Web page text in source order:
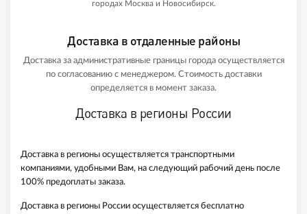
городах Москва и Новосибирск.
Доставка в отдаленные районы
Доставка за административные границы города осуществляется
по согласованию с менеджером. Стоимость доставки
определяется в момент заказа.
Доставка в регионы России
Доставка в регионы осуществляется транспортными
компаниями, удобными Вам, на следующий рабочий день после
100% предоплаты заказа.
Доставка в регионы России осуществляется бесплатно